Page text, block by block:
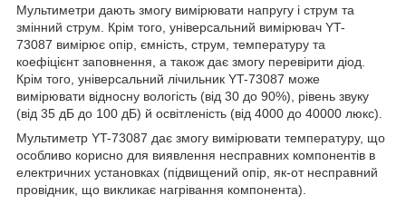
Мультиметри дають змогу вимірювати напругу і струм та
змінний струм. Крім того, універсальний вимірювач YT-
73087 вимірює опір, ємність, струм, температуру та
коефіцієнт заповнення, а також дає змогу перевірити діод.
Крім того, універсальний лічильник YT-73087 може
вимірювати відносну вологість (від 30 до 90%), рівень звуку
(від 35 дБ до 100 дБ) й освітленість (від 4000 до 40000 люкс).
Мультиметр YT-73087 дає змогу вимірювати температуру, що
особливо корисно для виявлення несправних компонентів в
електричних установках (підвищений опір, як-от несправний
провідник, що викликає нагрівання компонента).